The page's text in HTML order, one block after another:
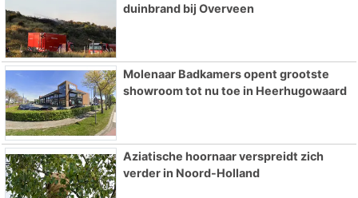
duinbrand bij Overveen
Molenaar Badkamers opent grootste
showroom tot nu toe in Heerhugowaard
Aziatische hoornaar verspreidt zich
verder in Noord-Holland